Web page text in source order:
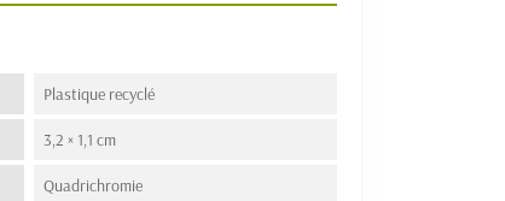
Plastique recyclé
3,2 × 1,1 cm
Quadrichromie